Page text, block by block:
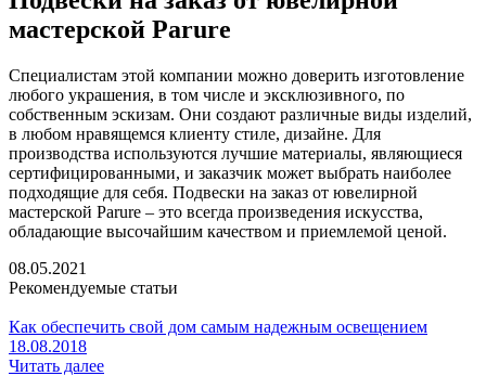
мастерской Parure
Специалистам этой компании можно доверить изготовление
любого украшения, в том числе и эксклюзивного, по
собственным эскизам. Они создают различные виды изделий,
в любом нравящемся клиенту стиле, дизайне. Для
производства используются лучшие материалы, являющиеся
сертифицированными, и заказчик может выбрать наиболее
подходящие для себя. Подвески на заказ от ювелирной
мастерской Parure – это всегда произведения искусства,
обладающие высочайшим качеством и приемлемой ценой.
08.05.2021
Рекомендуемые статьи
Как обеспечить свой дом самым надежным освещением
18.08.2018
Читать далее